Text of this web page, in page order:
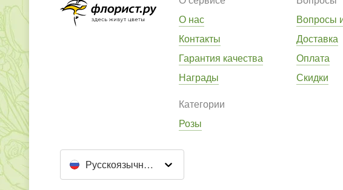
О нас
Контакты
Гарантия качества
Награды
Вопросы
Доставка
Оплата
Скидки
Категории
Розы
Русскоязычный сайт